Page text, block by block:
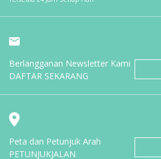
Berlangganan Newsletter Kami
DAFTAR SEKARANG
Peta dan Petunjuk Arah
PETUNJUKJALAN